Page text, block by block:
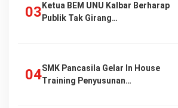
Ketua BEM UNU Kalbar Berharap
Publik Tak Girang…
SMK Pancasila Gelar In House
Training Penyusunan…